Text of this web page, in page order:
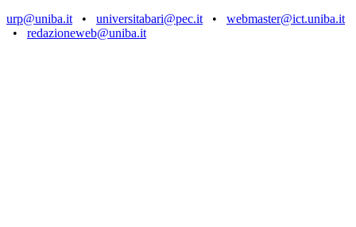
urp@uniba.it• universitabari@pec.it• webmaster@ict.uniba.it
• redazioneweb@uniba.it